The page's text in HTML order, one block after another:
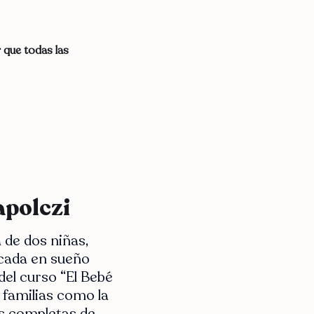
todas las
dos niñas,
en sueño
curso “El Bebé
familias como la